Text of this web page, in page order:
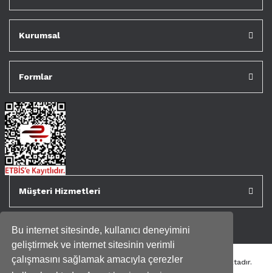
Bu internet sitesinde, kullanıcı deneyimini
geliştirmek ve internet sitesinin verimli
çalışmasını sağlamak amacıyla çerezler
Kurumsal
Formlar
Müşteri Hizmetleri
Tüm kredi kartı bilgileriniz 256bit SSL Sertifikası ile korunmaktadır.